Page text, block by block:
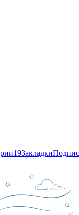
19Закладки